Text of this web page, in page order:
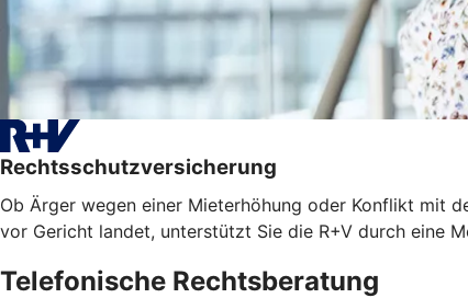
Rechtsschutzversicherung
Ob Ärger wegen einer Mieterhöhung oder Konflikt mit
vor Gericht landet, unterstützt Sie die R+V durch eine
Telefonische Rechtsberatung